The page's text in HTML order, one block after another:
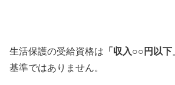
生活保護の受給資格は 「収入○○円以下
基準ではありません。